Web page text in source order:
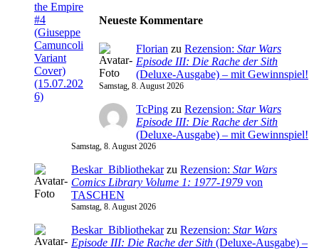
Neueste Kommentare
Florian zu Rezension: Star Wars
Episode III: Die Rache der Sith
(Deluxe-Ausgabe) – mit Gewinnspiel!
Samstag, 8. August 2026
TcPing zu Rezension: Star Wars
Episode III: Die Rache der Sith
(Deluxe-Ausgabe) – mit Gewinnspiel!
Samstag, 8. August 2026
Beskar_Bibliothekarzu Rezension: Star Wars
Comics Library Volume 1: 1977-1979 von
TASCHEN
Samstag, 8. August 2026
Beskar_Bibliothekarzu Rezension: Star Wars
Episode III: Die Rache der Sith (Deluxe-Ausgabe) –